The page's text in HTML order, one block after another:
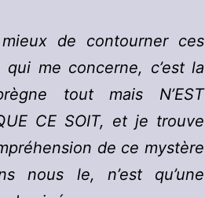
de contourner ces
me concerne, c’est la
tout mais N’EST
CE SOIT, et je trouve
de ce mystère
nous le, n’est qu’une